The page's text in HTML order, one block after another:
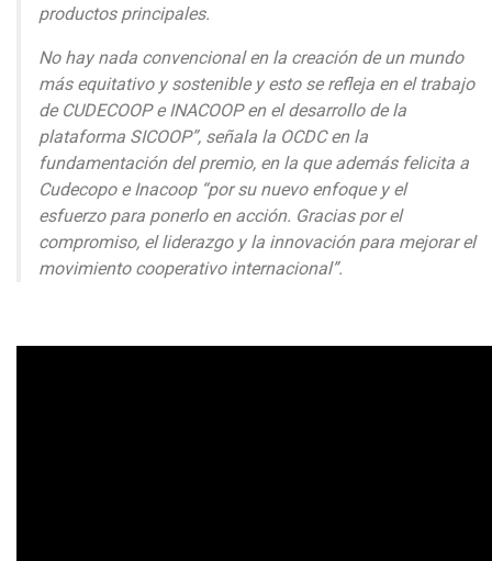
productos principales.
No hay nada convencional en la creación de un mundo
más equitativo y sostenible y esto se refleja en el trabajo
de CUDECOOP e INACOOP en el desarrollo de la
plataforma SICOOP”, señala la OCDC en la
fundamentación del premio, en la que además felicita a
Cudecopo e Inacoop “por su nuevo enfoque y el
esfuerzo para ponerlo en acción. Gracias por el
compromiso, el liderazgo y la innovación para mejorar el
movimiento cooperativo internacional”.